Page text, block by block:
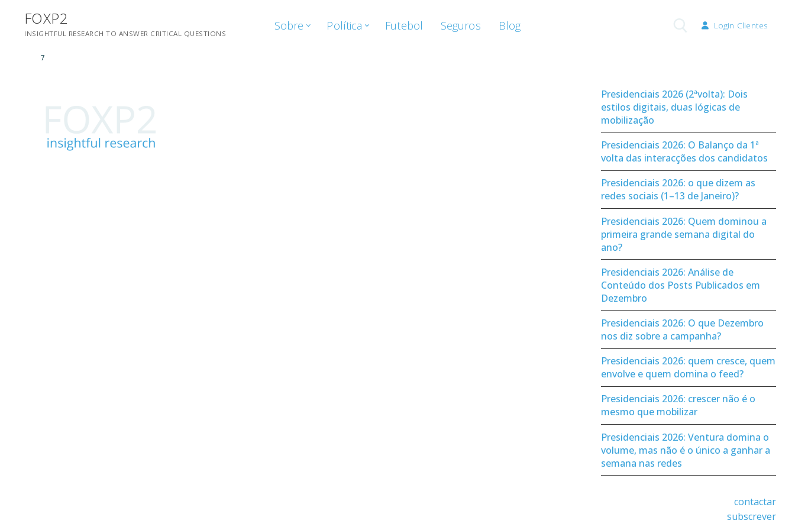
conteúdo
FOXP2
INSIGHTFUL RESEARCH TO ANSWER CRITICAL QUESTIONS
Sobre Política Futebol Seguros Blog Login Clientes
7
Presidenciais 2026 (2ªvolta): Dois
estilos digitais, duas lógicas de
mobilização
Presidenciais 2026: O Balanço da 1ª
volta das interacções dos candidatos
Presidenciais 2026: o que dizem as
redes sociais (1–13 de Janeiro)?
Presidenciais 2026: Quem dominou a
primeira grande semana digital do
ano?
Presidenciais 2026: Análise de
Conteúdo dos Posts Publicados em
Dezembro
Presidenciais 2026: O que Dezembro
nos diz sobre a campanha?
Presidenciais 2026: quem cresce, quem
envolve e quem domina o feed?
Presidenciais 2026: crescer não é o
mesmo que mobilizar
Presidenciais 2026: Ventura domina o
volume, mas não é o único a ganhar a
semana nas redes
contactar
subscrever